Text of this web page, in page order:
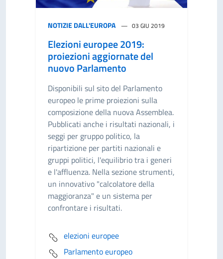
NOTIZIE DALL'EUROPA 03 GIU 2019
Elezioni europee 2019:
proiezioni aggiornate del
nuovo Parlamento
Disponibili sul sito del Parlamento
europeo le prime proiezioni sulla
composizione della nuova Assemblea.
Pubblicati anche i risultati nazionali, i
seggi per gruppo politico, la
ripartizione per partiti nazionali e
gruppi politici, l'equilibrio tra i generi
e l'affluenza. Nella sezione strumenti,
un innovativo "calcolatore della
maggioranza" e un sistema per
confrontare i risultati.
elezioni europee
Parlamento europeo